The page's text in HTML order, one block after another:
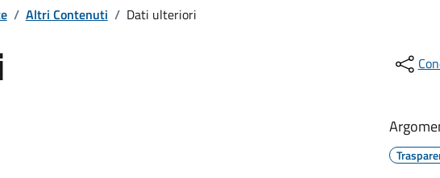
/ Altri Contenuti / Dati ulteriori